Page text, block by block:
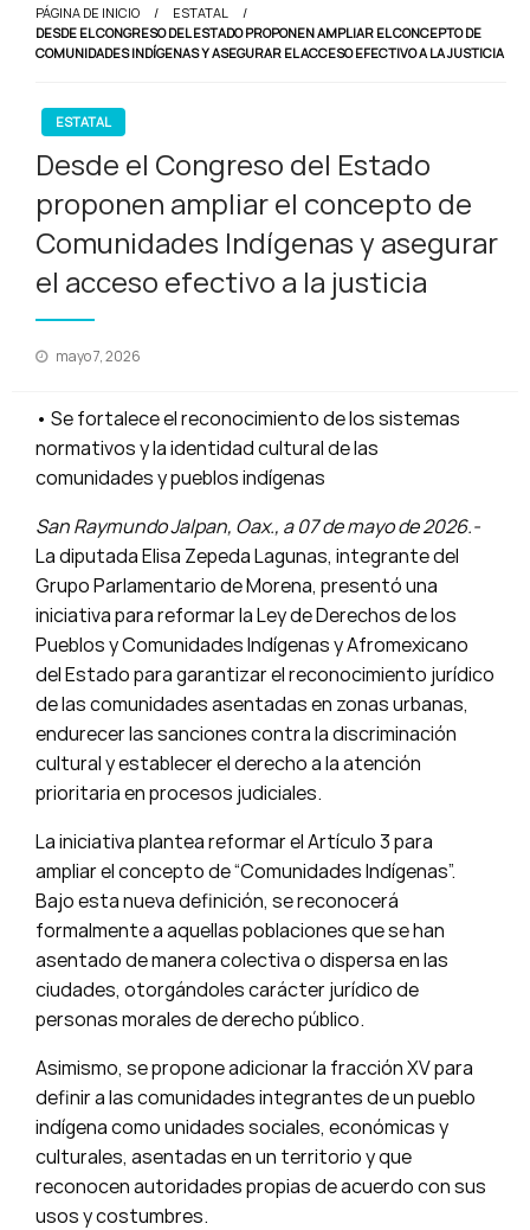
PÁGINA DE INICIO
ESTATAL
DESDE EL CONGRESO DEL ESTADO PROPONEN AMPLIAR EL CONCEPTO DE
COMUNIDADES INDÍGENAS Y ASEGURAR EL ACCESO EFECTIVO A LA JUSTICIA
ESTATAL
Desde el Congreso del Estado
proponen ampliar el concepto de
Comunidades Indígenas y asegurar
el acceso efectivo a la justicia
Publicado
mayo 7, 2026
• Se fortalece el reconocimiento de los sistemas
normativos y la identidad cultural de las
comunidades y pueblos indígenas
San Raymundo Jalpan, Oax., a 07 de mayo de 2026.-
La diputada Elisa Zepeda Lagunas, integrante del
Grupo Parlamentario de Morena, presentó una
iniciativa para reformar la Ley de Derechos de los
Pueblos y Comunidades Indígenas y Afromexicano
del Estado para garantizar el reconocimiento jurídico
de las comunidades asentadas en zonas urbanas,
endurecer las sanciones contra la discriminación
cultural y establecer el derecho a la atención
prioritaria en procesos judiciales.
La iniciativa plantea reformar el Artículo 3 para
ampliar el concepto de “Comunidades Indígenas”.
Bajo esta nueva definición, se reconocerá
formalmente a aquellas poblaciones que se han
asentado de manera colectiva o dispersa en las
ciudades, otorgándoles carácter jurídico de
personas morales de derecho público.
Asimismo, se propone adicionar la fracción XV para
definir a las comunidades integrantes de un pueblo
indígena como unidades sociales, económicas y
culturales, asentadas en un territorio y que
reconocen autoridades propias de acuerdo con sus
usos y costumbres.